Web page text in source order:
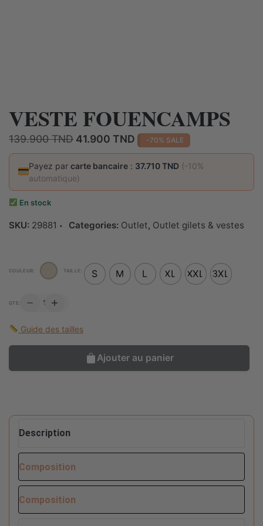
VESTE FOUENCAMPS
139.900TND Le
prix
initial
était :
139.900 TND.
41.900 TND Le
prix
actuel
41.900 TND.
-70% SALE
Payez parcarte bancaire : 37.710 TND (-10%
automatique)
En stock
SKU: 29881 Categories: Outlet, Outlet gilets & vestes
QTE:
FOUENCAMPS
COULEUR: TAILLE: S M L XL XXL 3XL
Guide des tailles
Ajouter au panier
Composition
Composition
Description